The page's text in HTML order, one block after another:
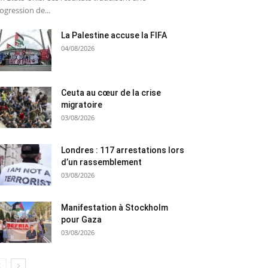
de...
La Palestine accuse la FIFA
04/08/2026
Ceuta au cœur de la crise
migratoire
03/08/2026
Londres : 117 arrestations lors
d’un rassemblement
03/08/2026
Manifestation à Stockholm
pour Gaza
03/08/2026